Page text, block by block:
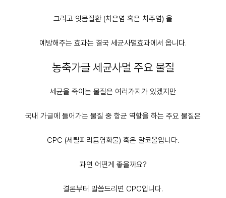
그리고 잇몸질환 (치은염 혹은 치주염) 을
예방해주는 효과는 결국 세균사멸효과에서 옵니다.
농축가글 세균사멸 주요 물질
세균을 죽이는 물질은 여러가지가 있겠지만
국내 가글에 들어가는 물질 중 항균 역할을 하는 주요 물질은
CPC (세틸피리듐염화물) 혹은 알코올입니다.
과연 어떤게 좋을까요?
결론부터 말씀드리면 CPC입니다.